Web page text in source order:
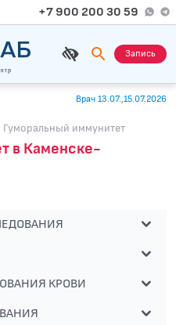
+7 900 200 30 59
Запись
Врач 13.07.,15.07.2026
Гуморальный иммунитет
в Каменске-
КРОВИ